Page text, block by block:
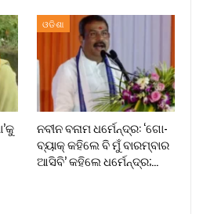
ଓଡିଶା
ନବୀନ ବନାମ ଧର୍ମେନ୍ଦ୍ର: ‘ଗୋ-
ବ୍ୟାକ୍ କହିଲେ ବି ମୁଁ ବାରମ୍ବାର
ଆସିବି’ କହିଲେ ଧର୍ମେନ୍ଦ୍ର;…